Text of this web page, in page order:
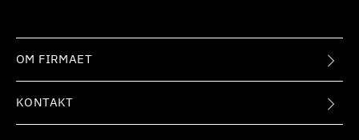
OM FIRMAET
KONTAKT